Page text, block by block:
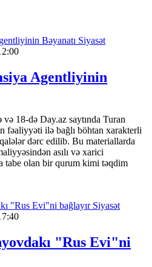
Siyasət
Agentliyinin
18-də Day.az saytında Turan
fəaliyyəti ilə bağlı böhtan xarakterli
dərc edilib. Bu materiallarda
asılı və xarici
tabe olan bir qurum kimi təqdim
Siyasət
"Rus Evi"ni